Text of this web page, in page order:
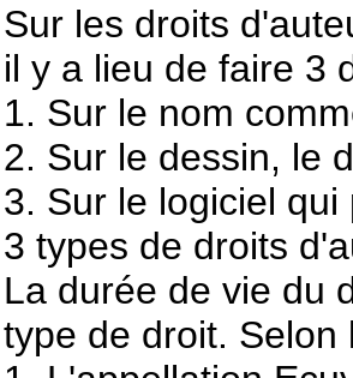
Sur les droits
il y a lieu de faire 3
1. Sur le nom
2. Sur le dessin, le
3. Sur le logiciel
3 types de droits
La durée de vie du
type de droit.